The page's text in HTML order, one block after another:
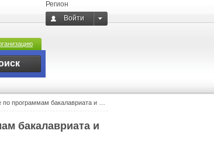
Регион
Войти
и программам специалитета
бакалавриата и